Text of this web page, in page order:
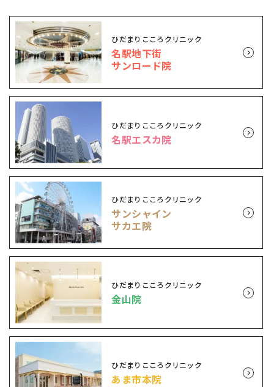
ひだまりこころクリニック
名駅地下街
サンロード院
ひだまりこころクリニック
名駅エスカ院
ひだまりこころクリニック
サンシャイン
サカエ院
ひだまりこころクリニック
金山院
ひだまりこころクリニック
あま市本院